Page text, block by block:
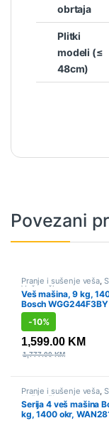
obrtaja
Plitki
modeli (≤
48cm)
Povezani
Pranje i sušenje veša,
Veš mašine
Veš mašina, 9 kg,
Bosch WGG244F3BY
-10%
1,599.00 KM
1,777.00KM
Pranje i sušenje veša,
Veš mašine
Serija 4 veš mašina
kg, 1400 okr,